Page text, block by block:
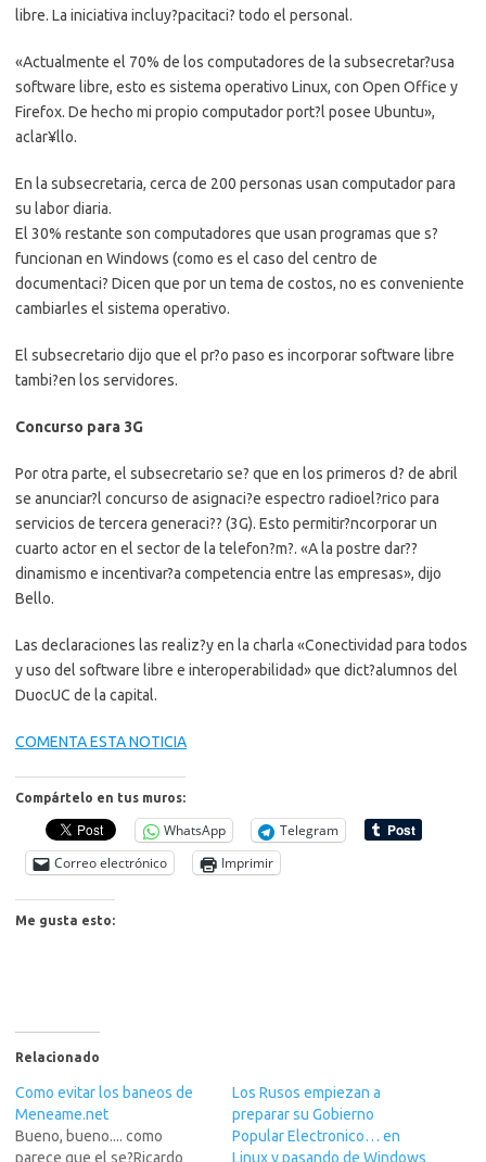
libre. La iniciativa incluy?pacitaci? todo el personal.
«Actualmente el 70% de los computadores de la subsecretar?usa
software libre, esto es sistema operativo Linux, con Open Office y
Firefox. De hecho mi propio computador port?l posee Ubuntu»,
aclar¥llo.
En la subsecretaria, cerca de 200 personas usan computador para
su labor diaria.
El 30% restante son computadores que usan programas que s?
funcionan en Windows (como es el caso del centro de
documentaci? Dicen que por un tema de costos, no es conveniente
cambiarles el sistema operativo.
El subsecretario dijo que el pr?o paso es incorporar software libre
tambi?en los servidores.
Concurso para 3G
Por otra parte, el subsecretario se? que en los primeros d? de abril
se anunciar?l concurso de asignaci?e espectro radioel?rico para
servicios de tercera generaci?? (3G). Esto permitir?ncorporar un
cuarto actor en el sector de la telefon?m?. «A la postre dar??
dinamismo e incentivar?a competencia entre las empresas», dijo
Bello.
Las declaraciones las realiz?y en la charla «Conectividad para todos
y uso del software libre e interoperabilidad» que dict?alumnos del
DuocUC de la capital.
COMENTA ESTA NOTICIA
Compártelo en tus muros:
WhatsApp
Telegram
Correo electrónico
Imprimir
Me gusta esto:
Relacionado
Como evitar los baneos de
Meneame.net
Bueno, bueno.... como
parece que el se?Ricardo
Los Rusos empiezan a
preparar su Gobierno
Popular Electronico… en
Linux y pasando de Windows